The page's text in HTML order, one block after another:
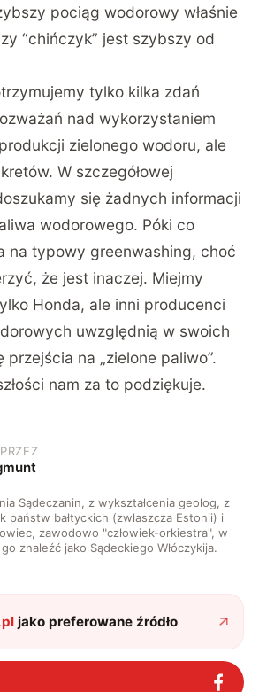
pociąg wodorowy właśnie
“chińczyk” jest szybszy od
tylko kilka zdań
nad wykorzystaniem
zielonego wodoru, ale
W szczegółowej
się żadnych informacji
wodorowego. Póki co
na typowy greenwashing, choć
że jest inaczej. Miejmy
Honda, ale inni producenci
uwzględnią w swoich
na „zielone paliwo”.
nam za to podziękuje.
Sądeczanin, z wykształcenia geolog, z
państw bałtyckich (zwłaszcza Estonii) i
zawodowo "człowiek-orkiestra", w
znaleźć jako Sądeckiego Włóczykija.
jako preferowane źródło